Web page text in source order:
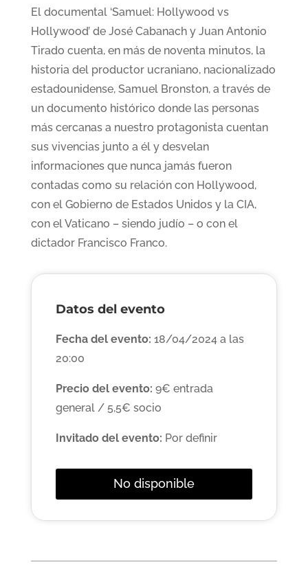
El documental ‘Samuel: Hollywood vs
Hollywood’ de José Cabanach y Juan Antonio
Tirado cuenta, en más de noventa minutos, la
historia del productor ucraniano, nacionalizado
estadounidense, Samuel Bronston, a través de
un documento histórico donde las personas
más cercanas a nuestro protagonista cuentan
sus vivencias junto a él y desvelan
informaciones que nunca jamás fueron
contadas como su relación con Hollywood,
con el Gobierno de Estados Unidos y la CIA,
con el Vaticano – siendo judío – o con el
dictador Francisco Franco.
Datos del evento
Fecha del evento: 18/04/2024 a las
20:00
Precio del evento: 9€ entrada
general / 5,5€ socio
Invitado del evento: Por definir
No disponible